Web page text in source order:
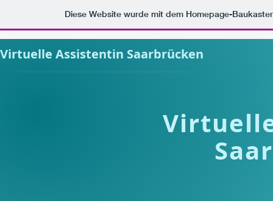
Diese Website wurde mit dem Homepage-
Virtuelle Assistentin Saarbrücken